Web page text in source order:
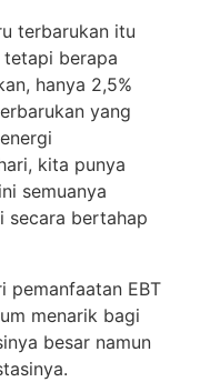
terbarukan itu
tetapi berapa
hanya 2,5%
yang
kita punya
semuanya
secara bertahap
pemanfaatan EBT
menarik bagi
besar namun